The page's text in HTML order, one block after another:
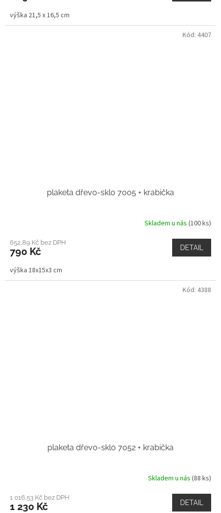
výška 21,5 x 16,5 cm
plaketa dřevo-sklo 7005 + krabička
Skladem u nás (100 ks)
652,89 Kč bez DPH
790 Kč DETAIL
výška 18x15x3 cm
Kód: 4407
plaketa dřevo-sklo 7052 + krabička
Skladem u nás (88 ks)
1 016,53 Kč bez DPH
1 230 Kč DETAIL
Kód: 4388